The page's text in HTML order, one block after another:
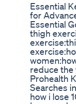
Essential
for
Essential
thigh
reduce the
Prohealth
Searches
how i lose